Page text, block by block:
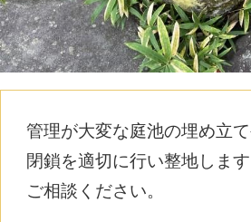
管理が大変な庭池の埋め立
閉鎖を適切に行い整地しま
ご相談ください。